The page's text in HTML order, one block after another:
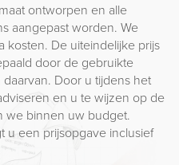
ontworpen en alle
aangepast worden. We
De uiteindelijke prijs
door de gebruikte
Door u tijdens het
en u te wijzen op de
we binnen uw budget.
u een prijsopgave inclusief